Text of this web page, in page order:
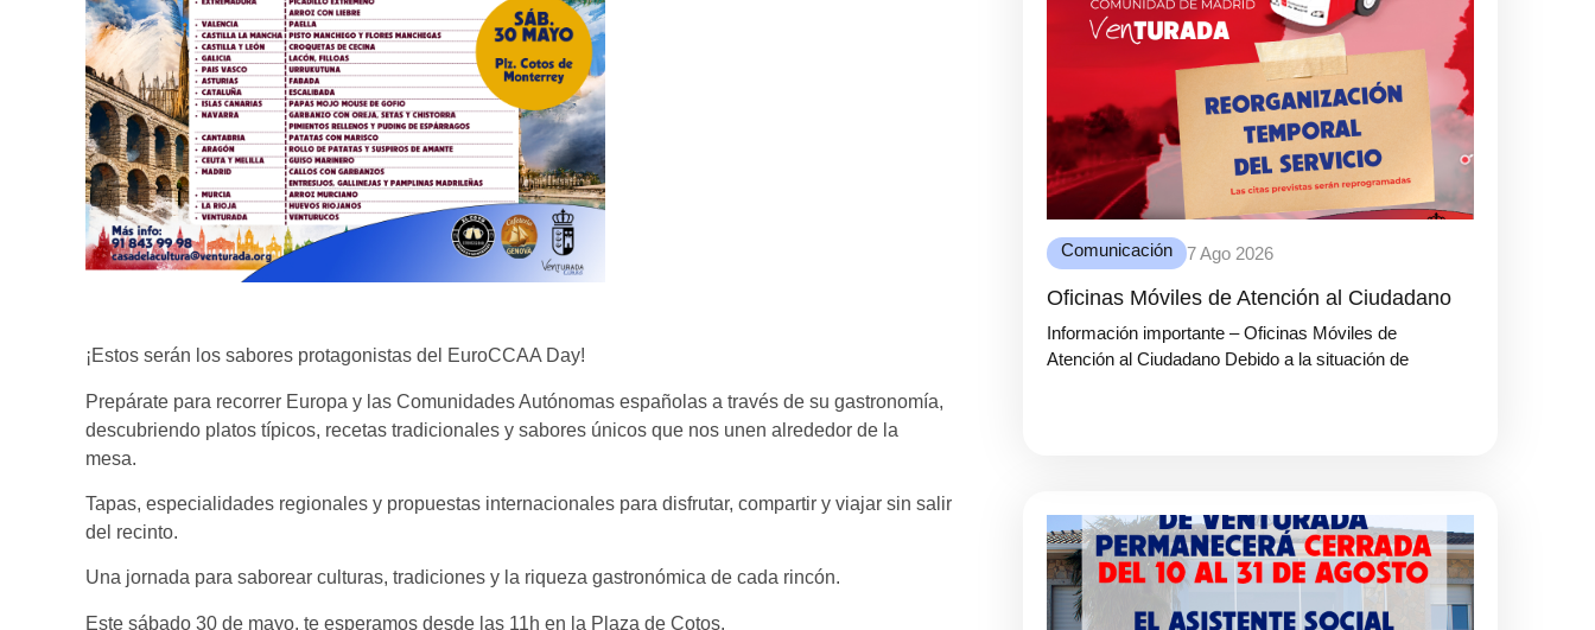
¡Estos serán los sabores protagonistas del EuroCCAA Day!
Prepárate para recorrer Europa y las Comunidades Autónomas españolas a través de su gastronomía,
descubriendo platos típicos, recetas tradicionales y sabores únicos que nos unen alrededor de la
mesa.
Tapas, especialidades regionales y propuestas internacionales para disfrutar, compartir y viajar sin salir
del recinto.
Una jornada para saborear culturas, tradiciones y la riqueza gastronómica de cada rincón.
Este sábado 30 de mayo, te esperamos desde las 11h en la Plaza de Cotos.
Comunicación 7 Ago 2026
Oficinas Móviles de Atención al Ciudadano
Información importante – Oficinas Móviles de
Atención al Ciudadano Debido a la situación de